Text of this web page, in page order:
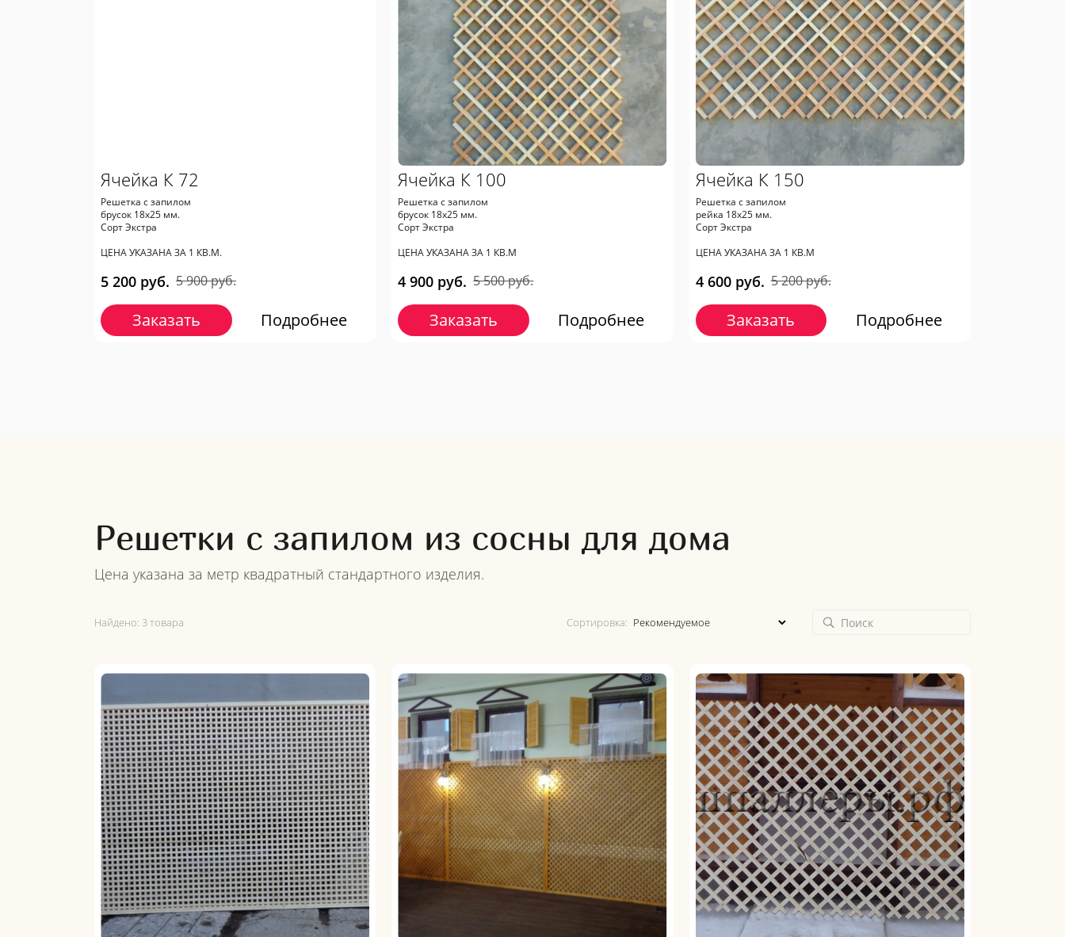
Ячейка К 72
Решетка с запилом
брусок 18х25 мм.
​Сорт Экстра
ЦЕНА УКАЗАНА ЗА 1 КВ.М.
5 200 руб. 5 900 руб.
Заказать Подробнее
Ячейка К 100
Решетка с запилом
брусок 18х25 мм.
​Сорт Экстра
ЦЕНА УКАЗАНА ЗА 1 КВ.М
4 900 руб. 5 500 руб.
Заказать Подробнее
Ячейка К 150
Решетка с запилом
рейка 18х25 мм.
​Сорт Экстра
ЦЕНА УКАЗАНА ЗА 1 КВ.М
4 600 руб. 5 200 руб.
Заказать Подробнее
Решетки с запилом из сосны для дома
Цена указана за метр квадратный стандартного изделия.
Найдено: 3 товара Сортировка: